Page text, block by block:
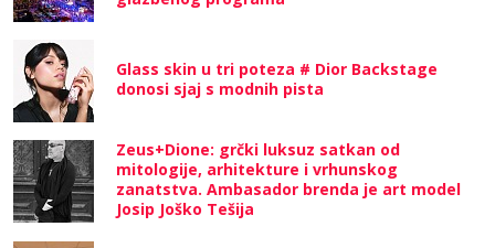
Glass skin u tri poteza # Dior Backstage
donosi sjaj s modnih pista
Zeus+Dione: grčki luksuz satkan od
mitologije, arhitekture i vrhunskog
zanatstva. Ambasador brenda je art model
Josip Joško Tešija